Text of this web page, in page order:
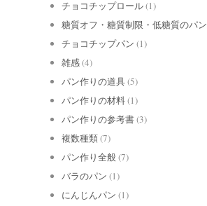
チョコチップロール(1)
糖質オフ・糖質制限・低糖質のパン
チョコチップパン (1)
雑感(4)
パン作りの道具(5)
パン作りの材料(1)
パン作りの参考書(3)
複数種類(7)
パン作り全般 (7)
バラのパン (1)
にんじんパン (1)